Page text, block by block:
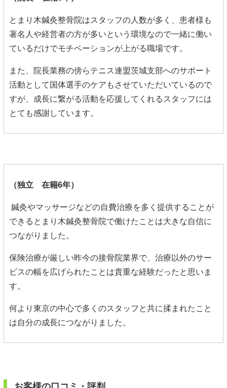
とまり木鍼灸整骨院はスタッフの人数が多く、患者様も
著名人や経営者の方が多いという環境なので一緒に働い
ているだけでモチベーションが上がる職場です。
また、院長業務の傍らテニス連盟茨城支部へのサポート
活動として国体選手のケアもさせていただいているので
すが、成長に繋がる活動を応援してくれるスタッフには
とても感謝しています。
（独立 在籍6年）
鍼灸やマッサージなどの自費治療を多く提供することが
できるとまり木鍼灸整骨院で働けたことは大きな自信に
つながりました。
保険治療が厳しい昨今の接骨院業界で、治療以外のサー
ビスの幅を広げられたことは貴重な経験だったと思いま
す。
何より東京の中心で多くのスタッフと共に揉まれたこと
は自分の成長につながりました。